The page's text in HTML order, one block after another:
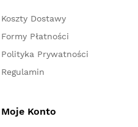
Koszty Dostawy
Formy Płatności
Polityka Prywatności
Regulamin
Moje Konto